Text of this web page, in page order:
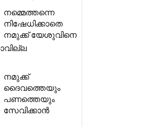
നമ്മെത്തന്നെ
നിഷേധിക്കാതെ
നമുക്ക് യേശുവിനെ
നമുക്ക്
ദൈവത്തെയും
പണത്തെയും
സേവിക്കാൻ